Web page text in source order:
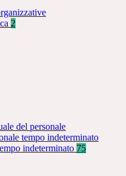
2
del personale
tempo indeterminato
indeterminato 75